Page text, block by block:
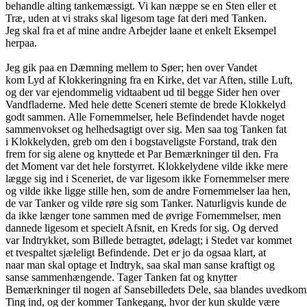
behandle alting tankemæssigt. Vi kan næppe se en Sten eller et
Træ, uden at vi straks skal ligesom tage fat deri med Tanken.
Jeg skal fra et af mine andre Arbejder laane et enkelt Eksempel
herpaa.
Jeg gik paa en Dæmning mellem to Søer; hen over Vandet
kom Lyd af Klokkeringning fra en Kirke, det var Aften, stille Luft,
og der var ejendommelig vidtaabent ud til begge Sider hen over
Vandfladerne. Med hele dette Sceneri stemte de brede Klokkelyd
godt sammen. Alle Fornemmelser, hele Befindendet havde noget
sammenvokset og helhedsagtigt over sig. Men saa tog Tanken fat
i Klokkelyden, greb om den i bogstaveligste Forstand, trak den
frem for sig alene og knyttede et Par Bemærkninger til den. Fra
det Moment var det hele forstyrret. Klokkelydene vilde ikke mere
lægge sig ind i Sceneriet, de var ligesom ikke Fornemmelser mere
og vilde ikke ligge stille hen, som de andre Fornemmelser laa hen,
de var Tanker og vilde røre sig som Tanker. Naturligvis kunde de
da ikke længer tone sammen med de øvrige Fornemmelser, men
dannede ligesom et specielt Afsnit, en Kreds for sig. Og derved
var Indtrykket, som Billede betragtet, ødelagt; i Stedet var kommet
et tvespaltet sjæleligt Befindende. Det er jo da ogsaa klart, at
naar man skal optage et Indtryk, saa skal man sanse kraftigt og
sanse sammenhængende. Tager Tanken fat og knytter
Bemærkninger til nogen af Sansebilledets Dele, saa blandes
Ting ind, og der kommer Tankegang, hvor der kun skulde være